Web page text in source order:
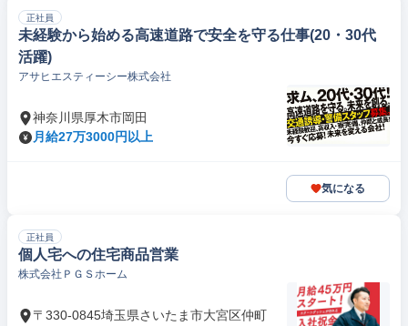
正社員
未経験から始める高速道路で安全を守る仕事(20・30代
活躍)
アサヒエスティーシー株式会社
神奈川県厚木市岡田
月給27万3000円以上
気になる
正社員
個人宅への住宅商品営業
株式会社ＰＧＳホーム
〒330-0845埼玉県さいたま市大宮区仲町